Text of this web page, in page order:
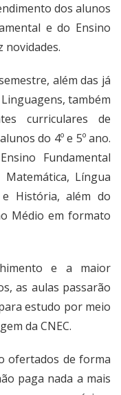
dos alunos
e do Ensino
novidades.
além das já
também
curriculares de
do 4º e 5º ano.
Fundamental
Língua
e História, além do
Médio em formato
e a maior
as aulas passarão
estudo por meio
da CNEC.
ofertados de forma
paga nada a mais